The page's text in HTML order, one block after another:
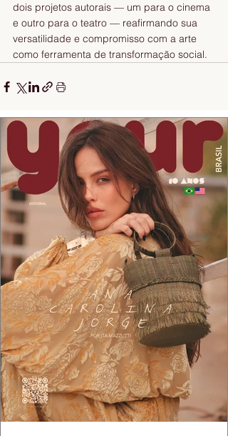
dois projetos autorais — um para o cinema
e outro para o teatro — reafirmando sua
versatilidade e compromisso com a arte
como ferramenta de transformação social.